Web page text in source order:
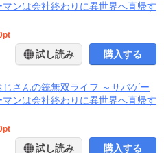
ンは会社終わりに異世界へ直帰す
試し読み 購入する
さんの銃無双ライフ ～サバゲー
ンは会社終わりに異世界へ直帰す
試し読み 購入する